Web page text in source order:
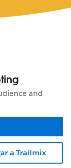
and
a Trailmix